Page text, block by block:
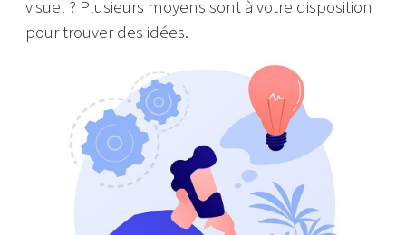
visuel ? Plusieurs moyens sont à votre disposition
pour trouver des idées.